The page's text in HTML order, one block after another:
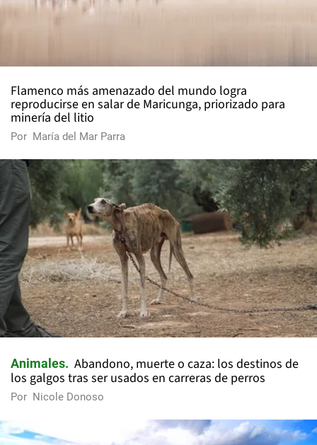
Flamenco más amenazado del mundo logra
reproducirse en salar de Maricunga, priorizado para
minería del litio
Por María del Mar Parra
Animales
Abandono, muerte o caza: los destinos de
los galgos tras ser usados en carreras de perros
Por Nicole Donoso